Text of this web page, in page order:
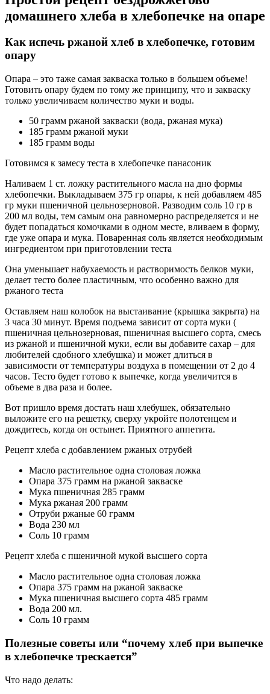
домашнего хлеба в хлебопечке на опаре
Как испечь ржаной хлеб в хлебопечке, готовим
опару
Опара – это таже самая закваска только в большем объеме!
Готовить опару будем по тому же принципу, что и закваску
только увеличиваем количество муки и воды.
50 грамм ржаной закваски (вода, ржаная мука)
185 грамм ржаной муки
185 грамм воды
Готовимся к замесу теста в хлебопечке панасоник
Наливаем 1 ст. ложку растительного масла на дно формы
хлебопечки. Выкладываем 375 гр опары, к ней добавляем 485
гр муки пшеничной цельнозерновой. Разводим соль 10 гр в
200 мл воды, тем самым она равномерно распределяется и не
будет попадаться комочками в одном месте, вливаем в форму,
где уже опара и мука. Поваренная соль является необходимым
ингредиентом при приготовлении теста
Она уменьшает набухаемость и растворимость белков муки,
делает тесто более пластичным, что особенно важно для
ржаного теста
Оставляем наш колобок на выстаивание (крышка закрыта) на
3 часа 30 минут. Время подъема зависит от сорта муки (
пшеничная цельнозерновая, пшеничная высшего сорта, смесь
из ржаной и пшеничной муки, если вы добавите сахар – для
любителей сдобного хлебушка) и может длиться в
зависимости от температуры воздуха в помещении от 2 до 4
часов. Тесто будет готово к выпечке, когда увеличится в
объеме в два раза и более.
Вот пришло время достать наш хлебушек, обязательно
выложите его на решетку, сверху укройте полотенцем и
дождитесь, когда он остынет. Приятного аппетита.
Рецепт хлеба с добавлением ржаных отрубей
Масло растительное одна столовая ложка
Опара 375 грамм на ржаной закваске
Мука пшеничная 285 грамм
Мука ржаная 200 грамм
Отруби ржаные 60 грамм
Вода 230 мл
Соль 10 грамм
Рецепт хлеба с пшеничной мукой высшего сорта
Масло растительное одна столовая ложка
Опара 375 грамм на ржаной закваске
Мука пшеничная высшего сорта 485 грамм
Вода 200 мл.
Соль 10 грамм
Полезные советы или “почему хлеб при выпечке
в хлебопечке трескается”
Что надо делать: